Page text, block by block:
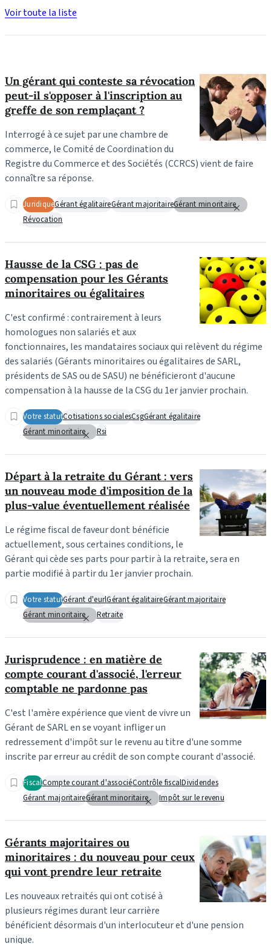
Un gérant qui conteste sa révocation
peut-il s'opposer à l'inscription au
greffe de son remplaçant ?
Interrogé à ce sujet par une chambre de
commerce, le Comité de Coordination du
Registre du Commerce et des Sociétés (CCRCS) vient de faire
connaître sa réponse.
JuridiqueGérant égalitaireGérant majoritaireGérant minoritaire
Révocation
Hausse de la CSG : pas de
compensation pour les Gérants
minoritaires ou égalitaires
C'est confirmé : contrairement à leurs
homologues non salariés et aux
fonctionnaires, les mandataires sociaux qui relèvent du régime
des salariés (Gérants minoritaires ou égalitaires de SARL,
présidents de SAS ou de SASU) ne bénéficieront d'aucune
compensation à la hausse de la CSG du 1er janvier prochain.
Votre statutCotisations socialesCsgGérant égalitaire
Gérant minoritaire
Rsi
Départ à la retraite du Gérant : vers
un nouveau mode d'imposition de la
plus-value éventuellement réalisée
Le régime fiscal de faveur dont bénéficie
actuellement, sous certaines conditions, le
Gérant qui cède ses parts pour partir à la retraite, sera en
partie modifié à partir du 1er janvier prochain.
Votre statutGérant d'eurlGérant égalitaireGérant majoritaire
Gérant minoritaire
Retraite
Jurisprudence : en matière de
compte courant d'associé, l'erreur
comptable ne pardonne pas
C'est l'amère expérience que vient de vivre un
Gérant de SARL en se voyant infliger un
redressement d'impôt sur le revenu au titre d'une somme
inscrite par erreur au crédit de son compte courant d'associé.
FiscalCompte courant d'associéContrôle fiscalDividendes
Gérant majoritaireGérant minoritaire Impôt sur le revenu
Gérants majoritaires ou
minoritaires : du nouveau pour ceux
qui vont prendre leur retraite
Les nouveaux retraités qui ont cotisé à
plusieurs régimes durant leur carrière
bénéficient désormais d'un interlocuteur et d'une pension
unique.
Voir toute la liste